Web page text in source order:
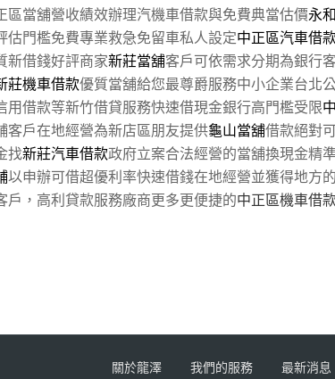
區當舖營收績效辦理汽機車借款與免費典當估價永
估門檻免費專業救急免留車私人設定中正區汽車借
新借錢好評商家新莊當舖客戶可依需求分期為銀行
莊機車借款優質當舖給您最尊爵服務中小企業台北
用借款等新竹借貸服務快速借現金銀行高門檻受限
客戶在地經營為新店區朋友提供龜山當舖借款絕對
找新莊汽車借款政府立案合法經營的當舖換現金精
以申辦可借超優利率快速借錢在地經營並獲得地方
戶，高利貸款服務廠商更多更便捷的中正區機車借
關於龍澤 我們的服務 最新消息